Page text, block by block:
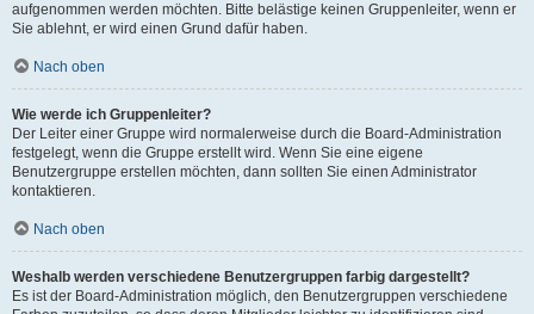
aufgenommen werden möchten. Bitte belästige keinen Gruppenleiter, wenn er
Sie ablehnt, er wird einen Grund dafür haben.
Nach oben
Wie werde ich Gruppenleiter?
Der Leiter einer Gruppe wird normalerweise durch die Board-Administration
festgelegt, wenn die Gruppe erstellt wird. Wenn Sie eine eigene
Benutzergruppe erstellen möchten, dann sollten Sie einen Administrator
kontaktieren.
Nach oben
Weshalb werden verschiedene Benutzergruppen farbig dargestellt?
Es ist der Board-Administration möglich, den Benutzergruppen verschiedene